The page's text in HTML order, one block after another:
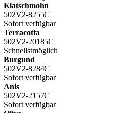
Klatschmohn
502V2-8255C
Sofort verfügbar
Terracotta
502V2-20185C
Schnellstmöglich
Burgund
502V2-8284C
Sofort verfügbar
Anis
502V2-2157C
Sofort verfügbar